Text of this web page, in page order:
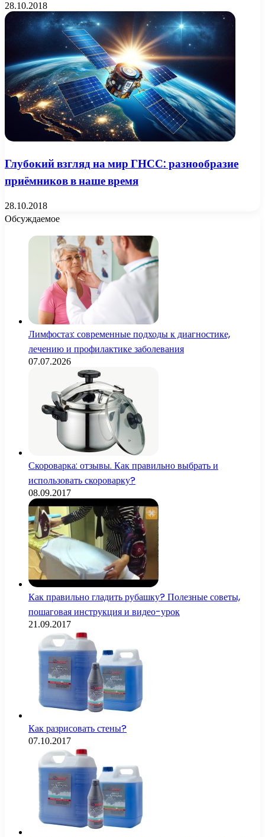
28.10.2018
Глубокий взгляд на мир ГНСС: разнообразие
приёмников в наше время
28.10.2018
Обсуждаемое
Лимфостаз: современные подходы к диагностике,
лечению и профилактике заболевания
07.07.2026
Скороварка: отзывы. Как правильно выбрать и
использовать скороварку?
08.09.2017
Как правильно гладить рубашку? Полезные советы,
пошаговая инструкция и видео-урок
21.09.2017
Как разрисовать стены?
07.10.2017